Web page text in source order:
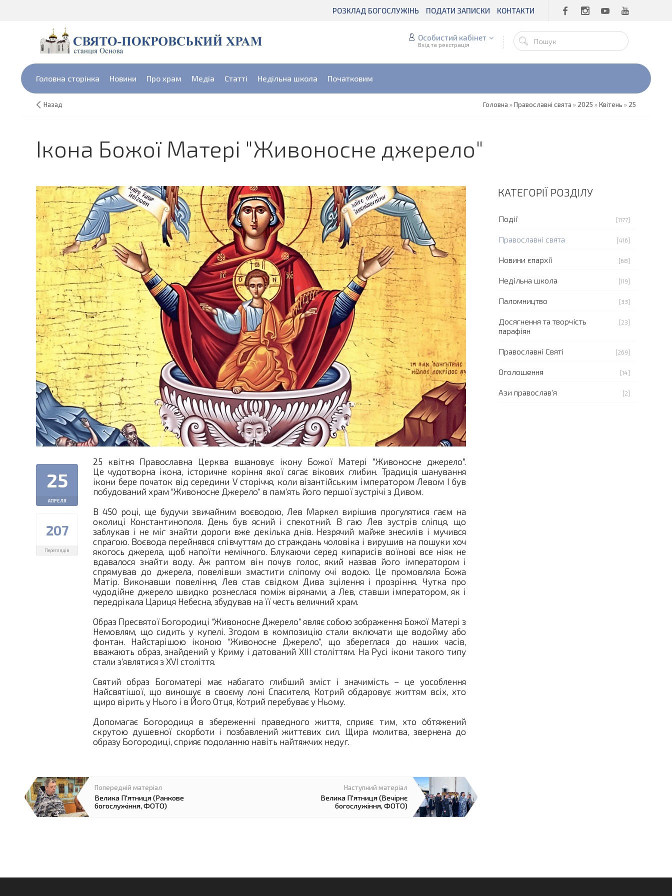
РОЗКЛАД БОГОСЛУЖІНЬ ПОДАТИ ЗАПИСКИ КОНТАКТИ
Особистий кабінет
Вхід та реєстрація
Головна сторінка Новини Про храм Медіа Статті Недільна школа Початковим
Назад Головна »Православні свята » 2025 »Квітень » 25
Ікона Божої Матері "Живоносне джерело"
25
АПРЕЛЯ
207
Переглядів
25 квітня Православна Церква вшановує ікону Божої Матері "Живоносне джерело".
Це чудотворна ікона, історичне коріння якої сягає вікових глибин. Традиція шанування
ікони бере початок від середини V сторіччя, коли візантійським імператором Левом I був
побудований храм “Живоносне Джерело” в пам’ять його першої зустрічі з Дивом.
В 450 році, ще будучи звичайним воєводою, Лев Маркел вирішив прогулятися гаєм на
околиці Константинополя. День був ясний і спекотний. В гаю Лев зустрів сліпця, що
заблукав і не міг знайти дороги вже декілька днів. Незрячий майже знесилів і мучився
спрагою. Воєвода перейнявся співчуттям до страждань чоловіка і вирушив на пошуки хоч
якогось джерела, щоб напоїти немічного. Блукаючи серед кипарисів воїнові все ніяк не
вдавалося знайти воду. Аж раптом він почув голос, який назвав його імператором і
спрямував до джерела, повелівши змастити сліпому очі водою. Це промовляла Божа
Матір. Виконавши повеління, Лев став свідком Дива зцілення і прозріння. Чутка про
чудодійне джерело швидко рознеслася поміж вірянами, а Лев, ставши імператором, як і
передрікала Цариця Небесна, збудував на її честь величний храм.
Образ Пресвятої Богородиці “Живоносне Джерело” являє собою зображення Божої Матері з
Немовлям, що сидить у купелі. Згодом в композицію стали включати ще водойму або
фонтан. Найстарішою іконою “Живоносне Джерело”, що збереглася до наших часів,
вважають образ, знайдений у Криму і датований XIII століттям. На Русі ікони такого типу
стали з’являтися з XVI століття.
Святий образ Богоматері має набагато глибший зміст і значимість – це уособлення
Найсвятішої, що виношує в своєму лоні Спасителя, Котрий обдаровує життям всіх, хто
щиро вірить у Нього і в Його Отця, Котрий перебуває у Ньому.
Допомагає Богородиця в збереженні праведного життя, сприяє тим, хто обтяжений
скрутою душевної скорботи і позбавлений життєвих сил. Щира молитва, звернена до
образу Богородиці, сприяє подоланню навіть найтяжчих недуг.
Велика П'ятниця (Ранкове
богослужіння, ФОТО)
Велика П'ятниця (Вечірнє
богослужіння, ФОТО)
КАТЕГОРІЇ РОЗДІЛУ
Події [1177]
Православні свята [416]
Новини єпархії [68]
Недільна школа [119]
Паломництво [33]
Досягнення та творчість
парафіян
[23]
Православні Святі [269]
Оголошення [14]
Ази православ'я [2]